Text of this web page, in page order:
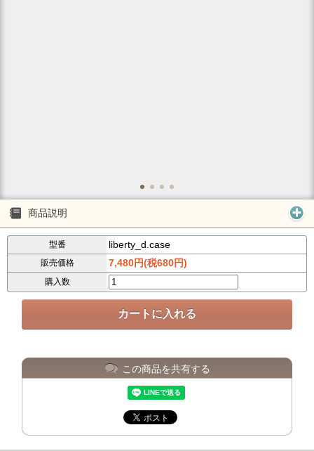
商品説明
型番 liberty_d.case
販売価格 7,480円(税680円)
購入数
この商品を共有する